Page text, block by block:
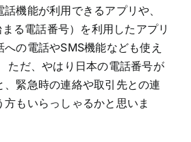
機能が利用できるアプリや、
る電話番号）を利用したアプリ
の電話やSMS機能なども使え
ただ、やはり日本の電話番号が
緊急時の連絡や取引先との連
もいらっしゃるかと思いま